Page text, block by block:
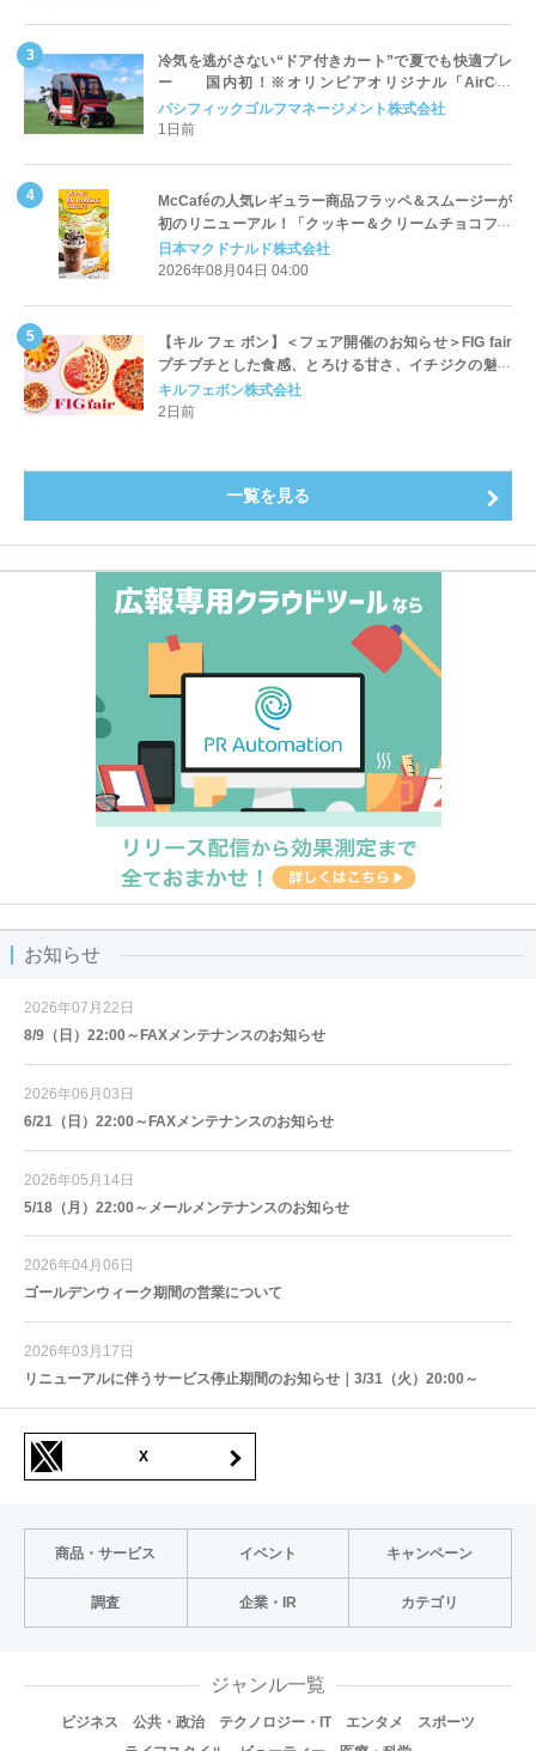
冷気を逃がさない“ドア付きカート”で夏でも快適プレ
ー 国内初！※オリンピアオリジナル「AirCon
Cart（エアコンカート）」導入 | ＰＧＭ
パシフィックゴルフマネージメント株式会社
1日前
McCaféの人気レギュラー商品フラッペ＆スムージーが
初のリニューアル！「クッキー＆クリームチョコフラ
ッペ」「マンゴースムージー」8月5日（水）から販売
開始
日本マクドナルド株式会社
2026年08月04日 04:00
【キル フェ ボン】＜フェア開催のお知らせ＞FIG fair
プチプチとした食感、とろける甘さ、イチジクの魅力
をたっぷりと。新作を含め、イチジク尽くしの全4種が
登場8月20日（木）スタート
キルフェボン株式会社
2日前
一覧を見る
お知らせ
2026年07月22日
8/9（日）22:00～FAXメンテナンスのお知らせ
2026年06月03日
6/21（日）22:00～FAXメンテナンスのお知らせ
2026年05月14日
5/18（月）22:00～メールメンテナンスのお知らせ
2026年04月06日
ゴールデンウィーク期間の営業について
2026年03月17日
リニューアルに伴うサービス停止期間のお知らせ｜3/31（火）20:00～
X
商品・サービス イベント キャンペーン
調査 企業・IR カテゴリ
ジャンル一覧
ビジネス 公共・政治 テクノロジー・IT エンタメ
スポーツ